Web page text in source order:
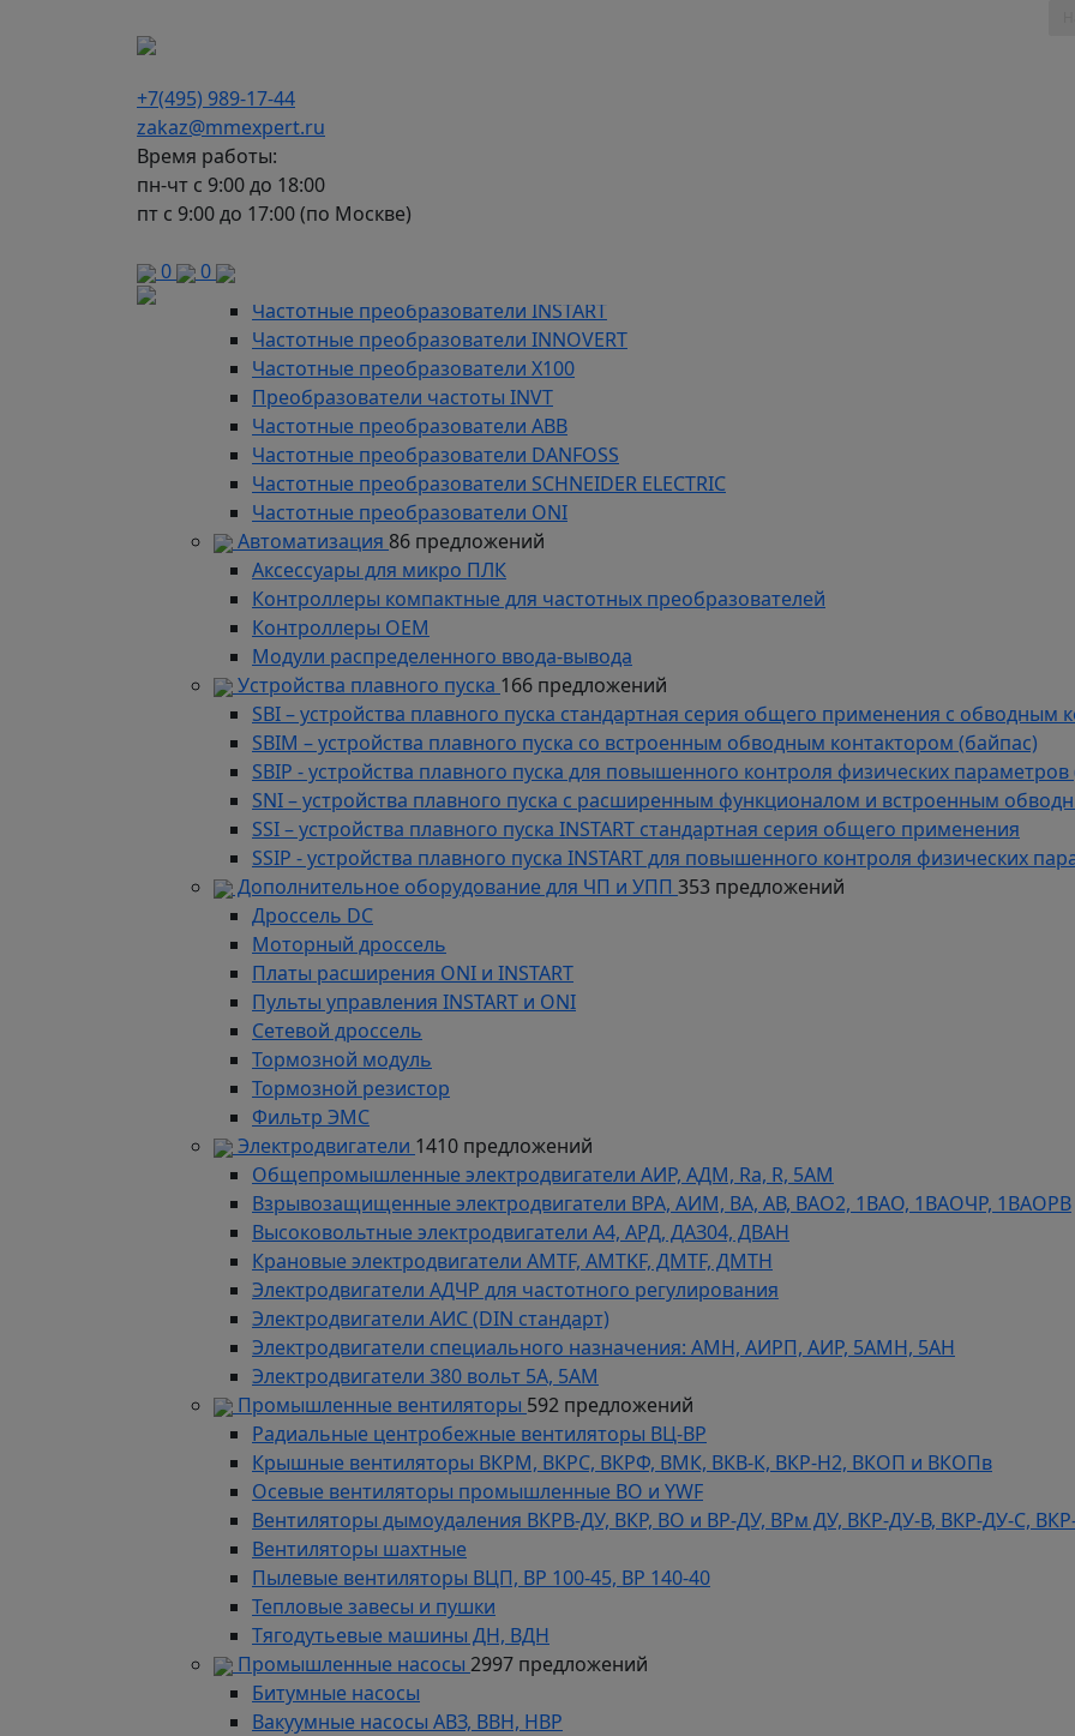
+7(495) 989-17-44
zakaz@mmexpert.ru
Время работы:
пн-чт с 9:00 до 18:00
пт с 9:00 до 17:00 (по Москве)
0 0
Каталог
Частотные преобразователи INSTART
Частотные преобразователи INNOVERT
Частотные преобразователи Х100
Преобразователи частоты INVT
Частотные преобразователи ABB
Частотные преобразователи DANFOSS
Частотные преобразователи SCHNEIDER ELECTRIC
Частотные преобразователи ONI
Автоматизация 86 предложений
Аксессуары для микро ПЛК
Контроллеры компактные для частотных преобразователей
Контроллеры ОЕМ
Модули распределенного ввода-вывода
Устройства плавного пуска 166 предложений
SBI – устройства плавного пуска стандартная серия общего применения с обводным
SBIM – устройства плавного пуска со встроенным обводным контактором (байпас)
SBIP - устройства плавного пуска для повышенного контроля физических
SNI – устройства плавного пуска с расширенным функционалом и встроенным
SSI – устройства плавного пуска INSTART стандартная серия общего применения
SSIP - устройства плавного пуска INSTART для повышенного контроля физических
Дополнительное оборудование для ЧП и УПП 353 предложений
Дроссель DC
Моторный дроссель
Платы расширения ONI и INSTART
Пульты управления INSTART и ONI
Сетевой дроссель
Тормозной модуль
Тормозной резистор
Фильтр ЭМС
Электродвигатели 1410 предложений
Общепромышленные электродвигатели АИР, АДМ, Ra, R, 5AM
Взрывозащищенные электродвигатели ВРА, АИМ, ВА, АВ, ВАO2, 1ВАО, 1ВАОЧР, 1ВАОРВ
Высоковольтные электродвигатели A4, АРД, ДАЗ04, ДВАН
Крановые электродвигатели AMTF, AMTKF, ДMTF, ДМТН
Электродвигатели АДЧР для частотного регулирования
Электродвигатели АИС (DIN стандарт)
Электродвигатели специального назначения: АМН, АИРП, АИР, 5АМН, 5АН
Электродвигатели 380 вольт 5А, 5АМ
Промышленные вентиляторы 592 предложений
Радиальные центробежные вентиляторы ВЦ-ВР
Крышные вентиляторы ВКРМ, ВКРС, ВКРФ, ВМК, ВКВ-К, ВКР-Н2, ВКОП и ВКОПв
Осевые вентиляторы промышленные ВО и YWF
Вентиляторы дымоудаления ВКРВ-ДУ, ВКР, ВО и ВР-ДУ, ВРм ДУ, ВКР-ДУ-В, ВКР-ДУ-С,
Вентиляторы шахтные
Пылевые вентиляторы ВЦП, ВР 100-45, ВР 140-40
Тепловые завесы и пушки
Тягодутьевые машины ДН, ВДН
Промышленные насосы 2997 предложений
Битумные насосы
Вакуумные насосы АВЗ, ВВН, НВР